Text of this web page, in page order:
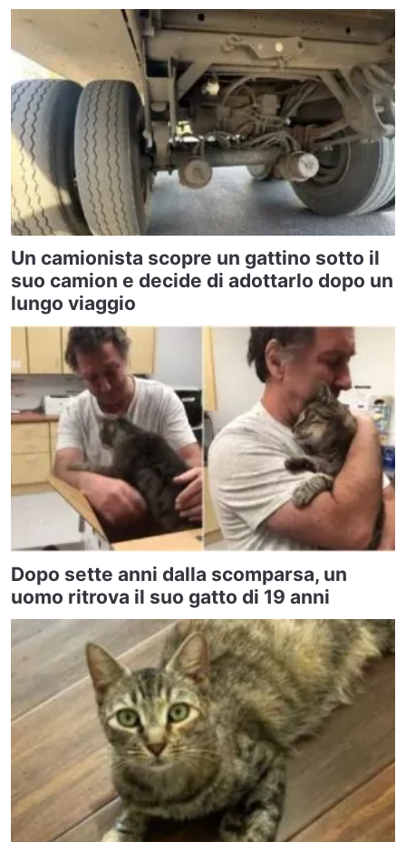
Un camionista scopre un gattino sotto il
suo camion e decide di adottarlo dopo un
lungo viaggio
Dopo sette anni dalla scomparsa, un
uomo ritrova il suo gatto di 19 anni